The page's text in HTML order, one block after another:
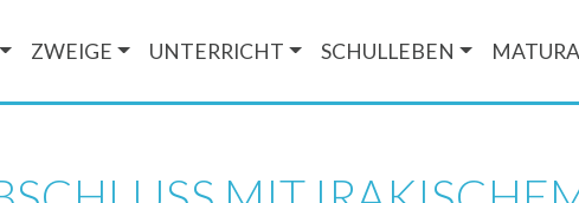
ZWEIGE UNTERRICHT SCHULLEBEN MATURA